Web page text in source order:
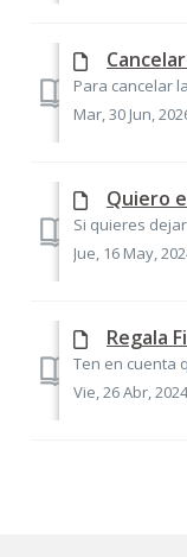
Mar, 30 Jun,
Quiero
Jue, 16 May,
Regala
Vie, 26 Abr,